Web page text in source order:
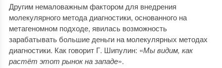
Другим немаловажным фактором для внедрения
молекулярного метода диагностики, основанного на
метагеномном подходе, явилась возможность
зарабатывать большие деньги на молекулярных методах
диагностики. Как говорит Г. Шипулин: «Мы видим, как
растёт этот рынок на западе».